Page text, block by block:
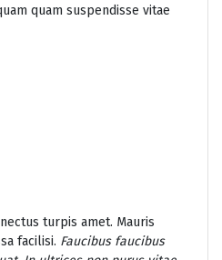
quam suspendisse vitae
turpis amet. Mauris
facilisi. Faucibus faucibus